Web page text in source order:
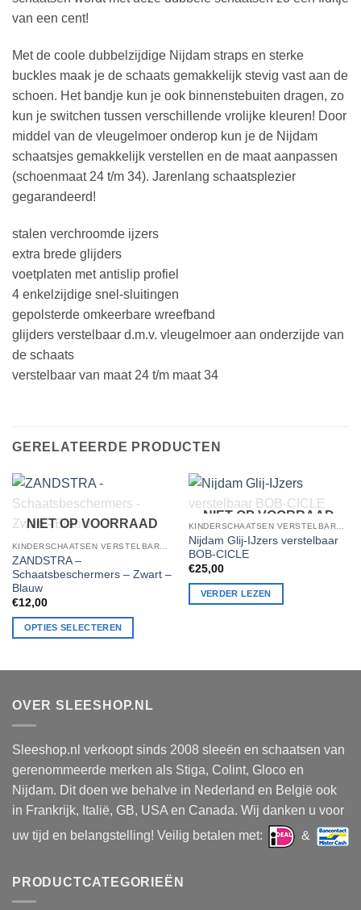
van een cent!
Met de coole dubbelzijdige Nijdam straps en sterke
buckles maak je de schaats gemakkelijk stevig vast aan de
schoen. Het bandje kun je ook binnenstebuiten dragen, zo
kun je switchen tussen verschillende vrolijke kleuren! Door
middel van de vleugelmoer onderop kun je de Nijdam
schaatsjes gemakkelijk verstellen en de maat aanpassen
(schoenmaat 24 t/m 34). Jarenlang schaatsplezier
gegarandeerd!
stalen verchroomde ijzers
extra brede glijders
voetplaten met antislip profiel
4 enkelzijdige snel-sluitingen
gepolsterde omkeerbare wreefband
glijders verstelbaar d.m.v. vleugelmoer aan onderzijde van
de schaats
verstelbaar van maat 24 t/m maat 34
GERELATEERDE PRODUCTEN
NIET OP VOORRAAD
KINDERSCHAATSEN VERSTELBARE NOREN GLIJ IJZERS
ZANDSTRA –
Schaatsbeschermers – Zwart –
Blauw
€12,00
OPTIES SELECTEREN
meerdere
optie
kan
gekozen
worden
op
de
NIET OP VOORRAAD
KINDERSCHAATSEN VERSTELBARE NOREN GLIJ IJZERS
Nijdam Glij-IJzers verstelbaar
BOB-CICLE
€25,00
VERDER LEZEN
OVER SLEESHOP.NL
Sleeshop.nl verkoopt sinds 2008 sleeën en schaatsen van
gerenommeerde merken als Stiga, Colint, Gloco en
Nijdam. Dit doen we behalve in Nederland en België ook
in Frankrijk, Italië, GB, USA en Canada. Wij danken u voor
uw tijd en belangstelling! Veilig betalen met:
&
PRODUCTCATEGORIEËN